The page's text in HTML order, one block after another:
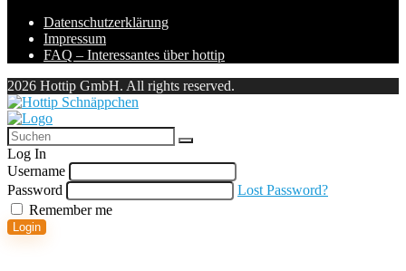
Datenschutzerklärung
Impressum
FAQ – Interessantes über hottip
2026 Hottip GmbH. All rights reserved.
Log In
Username
Password
Lost Password?
Remember me
Login